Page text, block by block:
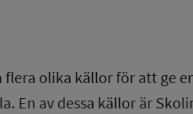
olika källor för att ge
En av dessa källor är